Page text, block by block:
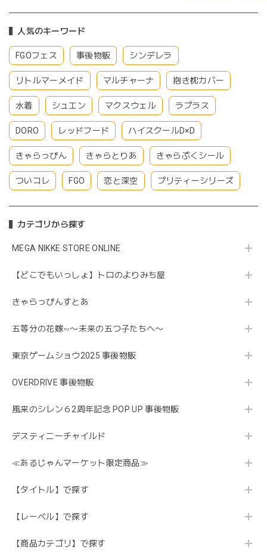
人気のキーワード
FGOフェス 事後物販 シンデレラ
リトルマーメイド マルチャーナ 抱き枕カバー
水着 シュエン マクスウェル ラプラス
DORO レッドフード ハイスクールD×D
きゃらっぴん きゃらとりあ きゃらぷくシール
ついコレ FGO 恋と深空 プリティーシリーズ
カテゴリから探す
MEGA NIKKE STORE ONLINE
【どこでもいっしょ】トロのよりみち屋
きゃらっぴんすとあ
五等分の花嫁∽〜未来の五つ子たちへ〜
東京ゲームショウ2025 事後物販
OVERDRIVE 事後物販
風来のシレン６2周年記念 POP UP 事後物販
デスティニーチャイルド
≪あるじゃんマーケット限定商品≫
【タイトル】で探す
【レーベル】で探す
【商品カテゴリ】で探す